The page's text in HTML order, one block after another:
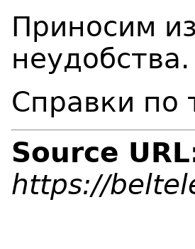
Приносим
неудобства.
Справки по
Source
https://